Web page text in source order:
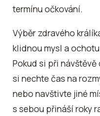
termínu očkování.
Výběr zdravého
klidnou mysl a
Pokud si při
si nechte čas na
nebo navštivte jiné
s sebou přináší roky